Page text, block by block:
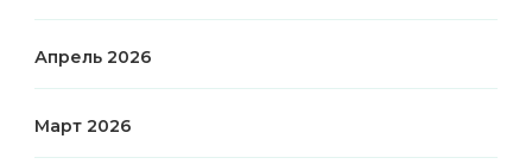
Апрель 2026
Март 2026